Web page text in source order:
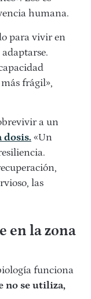
humana.
para vivir en
frágil»,
a un
dosis. «Un
las
en la zona
funciona
no se utiliza,